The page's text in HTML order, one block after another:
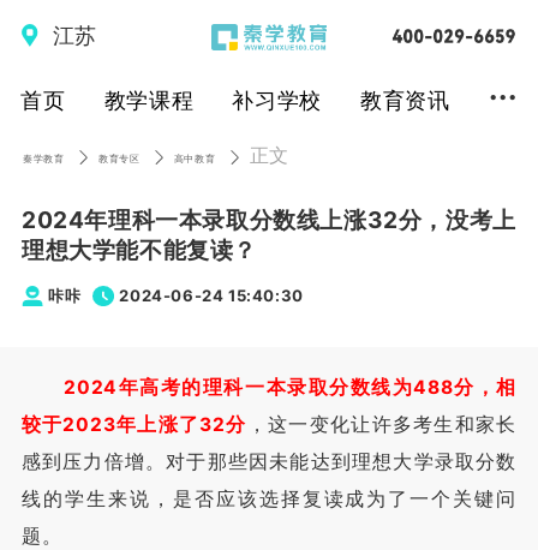
江苏
首页 教学课程 补习学校 教育资讯 ...
秦学教育 教育专区 高中教育 正文
2024年理科一本录取分数线上涨32分，没考上
理想大学能不能复读？
咔咔 2024-06-24 15:40:30
2024年高考的理科一本录取分数线为488分，相
较于2023年上涨了32分 ，这一变化让许多考生和家长
感到压力倍增。对于那些因未能达到理想大学录取分数
线的学生来说，是否应该选择复读成为了一个关键问
题。